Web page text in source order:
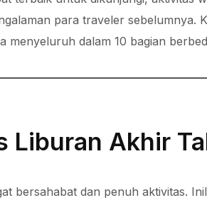
para traveler sebelumnya.
menyeluruh dalam 10 bagian
Liburan Akhir
bersahabat dan penuh aktivitas.